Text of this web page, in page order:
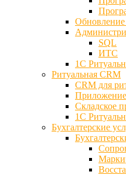
SQL
ИТС
1С
Ритуальная CRM
CRM для
Приложение
Складское
1С
Бухгалтерские